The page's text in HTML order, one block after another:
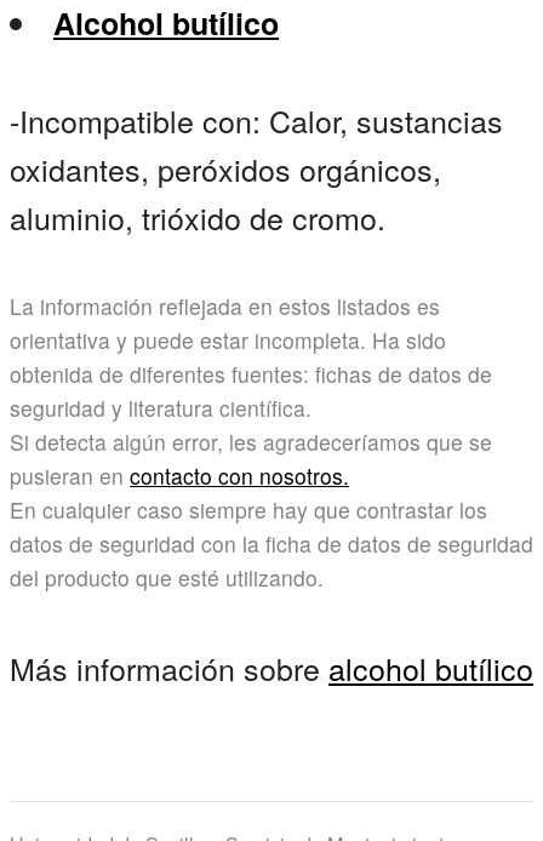
Alcohol butílico
-Incompatible con: Calor, sustancias
oxidantes, peróxidos orgánicos,
aluminio, trióxido de cromo.
La información reflejada en estos listados es
orientativa y puede estar incompleta. Ha sido
obtenida de diferentes fuentes: fichas de datos de
seguridad y literatura científica.
Si detecta algún error, les agradeceríamos que se
pusieran en contacto con nosotros.
En cualquier caso siempre hay que contrastar los
datos de seguridad con la ficha de datos de seguridad
del producto que esté utilizando.
Más información sobre alcohol butílico